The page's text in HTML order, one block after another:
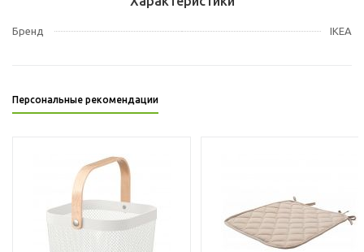
Бренд IKEA
Персональные рекомендации